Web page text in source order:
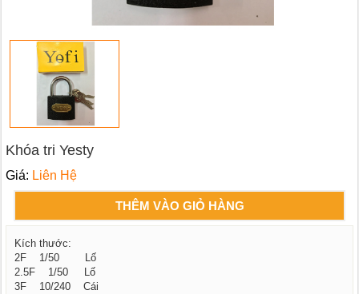
Khóa tri Yesty
Giá: Liên Hệ
THÊM VÀO GIỎ HÀNG
Kích thước:
2F 1/50 Lố
2.5F 1/50 Lố
3F 10/240 Cái